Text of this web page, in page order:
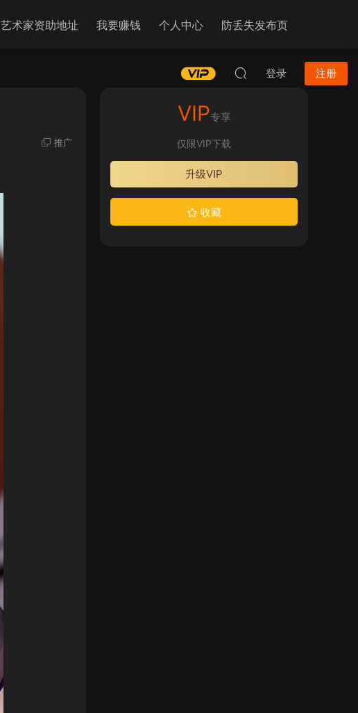
艺术家资助地址 我要赚钱 个人中心 防丢失发布页
登录 注册
推广
VIP专享
仅限VIP下载
升级VIP
收藏